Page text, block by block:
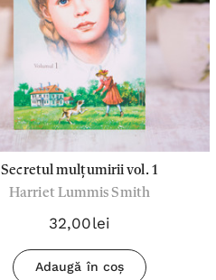
Secretul mulțumirii vol. 1
Harriet Lummis Smith
32,00lei
Adaugă în coș